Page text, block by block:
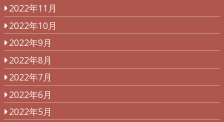
2022年11月
2022年10月
2022年9月
2022年8月
2022年7月
2022年6月
2022年5月